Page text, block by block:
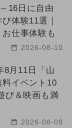
16日に自由
体験11選｜
仕事体験も
2026-08-10
8月11日「山
イベント10
び＆映画も満
2026-08-09